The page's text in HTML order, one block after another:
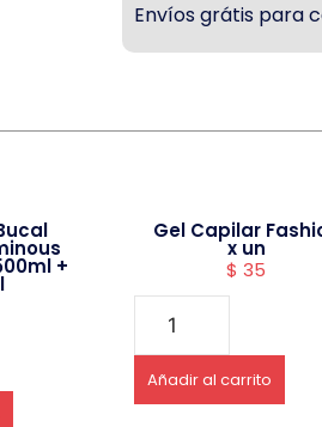
Envíos grátis para
+
Gel Capilar
x un
$ 35
Añadir al carrito